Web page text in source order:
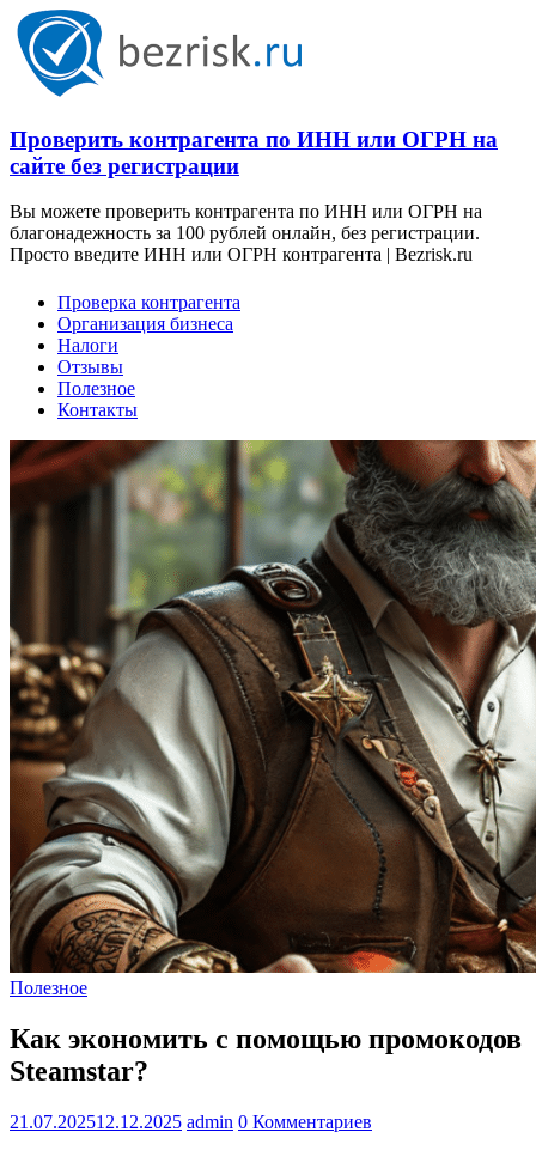
Проверить контрагента по ИНН или ОГРН на
сайте без регистрации
Вы можете проверить контрагента по ИНН или ОГРН на
благонадежность за 100 рублей онлайн, без регистрации.
Просто введите ИНН или ОГРН контрагента | Bezrisk.ru
Проверка контрагента
Организация бизнеса
Налоги
Отзывы
Полезное
Контакты
Полезное
Как экономить с помощью промокодов
Steamstar?
21.07.202512.12.2025 admin 0 Комментариев